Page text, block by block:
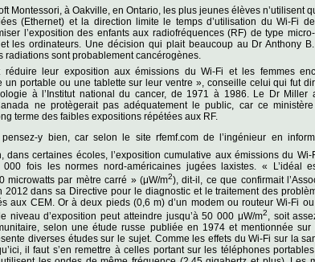
Montessori, à Oakville, en Ontario, les plus jeunes élèves n’utilisent
(Ethernet) et la direction limite le temps d’utilisation du Wi-Fi
l’exposition des enfants aux radiofréquences (RF) de type
les ordinateurs. Une décision qui plait beaucoup au Dr Anthony
radiations sont probablement cancérogènes.
réduire leur exposition aux émissions du Wi-Fi et les femmes
un portable ou une tablette sur leur ventre », conseille celui qui fut
à l’Institut national du cancer, de 1971 à 1986. Le Dr Miller
ne protègerait pas adéquatement le public, car ce
terme des faibles expositions répétées aux RF.
pensez-y bien, car selon le site rfemf.com de l’ingénieur en
dans certaines écoles, l’exposition cumulative aux émissions du Wi-
fois les normes nord-américaines jugées laxistes. « L’idéal
microwatts par mètre carré » (μW/m2), dit-il, ce que confirmait
2012 dans sa Directive pour le diagnostic et le traitement des
aux CEM. Or à deux pieds (0,6 m) d’un modem ou routeur Wi-Fi ou
niveau d’exposition peut atteindre jusqu’à 50 000 μW/m2
, soit
selon une étude russe publiée en 1974 et mentionnée sur
diverses études sur le sujet. Comme les effets du Wi-Fi sur la
il faut s’en remettre à celles portant sur les téléphones